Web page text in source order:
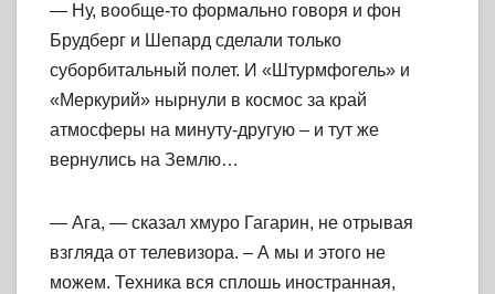
— Ну, вообще-то формально говоря и фон
Брудберг и Шепард сделали только
суборбитальный полет. И «Штурмфогель» и
«Меркурий» нырнули в космос за край
атмосферы на минуту-другую – и тут же
вернулись на Землю…
— Ага, — сказал хмуро Гагарин, не отрывая
взгляда от телевизора. – А мы и этого не
можем. Техника вся сплошь иностранная,